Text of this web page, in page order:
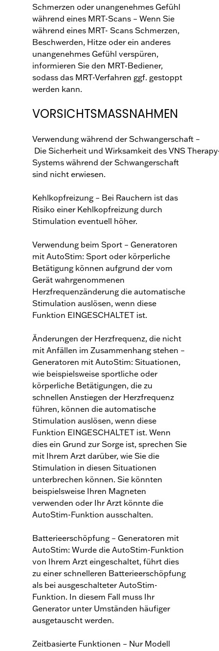
Schmerzen oder unangenehmes Gefühl
während eines MRT-Scans – Wenn Sie
während eines MRT- Scans Schmerzen,
Beschwerden, Hitze oder ein anderes
unangenehmes Gefühl verspüren,
informieren Sie den MRT-Bediener,
sodass das MRT-Verfahren ggf. gestoppt
werden kann.
VORSICHTSMASSNAHMEN
Verwendung während der Schwangerschaft –
Die Sicherheit und Wirksamkeit des VNS
Systems während der Schwangerschaft
sind nicht erwiesen.
Kehlkopfreizung – Bei Rauchern ist das
Risiko einer Kehlkopfreizung durch
Stimulation eventuell höher.
Verwendung beim Sport – Generatoren
mit AutoStim: Sport oder körperliche
Betätigung können aufgrund der vom
Gerät wahrgenommenen
Herzfrequenzänderung die automatische
Stimulation auslösen, wenn diese
Funktion EINGESCHALTET ist.
Änderungen der Herzfrequenz, die nicht
mit Anfällen im Zusammenhang stehen –
Generatoren mit AutoStim: Situationen,
wie beispielsweise sportliche oder
körperliche Betätigungen, die zu
schnellen Anstiegen der Herzfrequenz
führen, können die automatische
Stimulation auslösen, wenn diese
Funktion EINGESCHALTET ist. Wenn
dies ein Grund zur Sorge ist, sprechen Sie
mit Ihrem Arzt darüber, wie Sie die
Stimulation in diesen Situationen
unterbrechen können. Sie könnten
beispielsweise Ihren Magneten
verwenden oder Ihr Arzt könnte die
AutoStim-Funktion ausschalten.
Batterieerschöpfung – Generatoren mit
AutoStim: Wurde die AutoStim-Funktion
von Ihrem Arzt eingeschaltet, führt dies
zu einer schnelleren Batterieerschöpfung
als bei ausgeschalteter AutoStim-
Funktion. In diesem Fall muss Ihr
Generator unter Umständen häufiger
ausgetauscht werden.
Zeitbasierte Funktionen – Nur Modell